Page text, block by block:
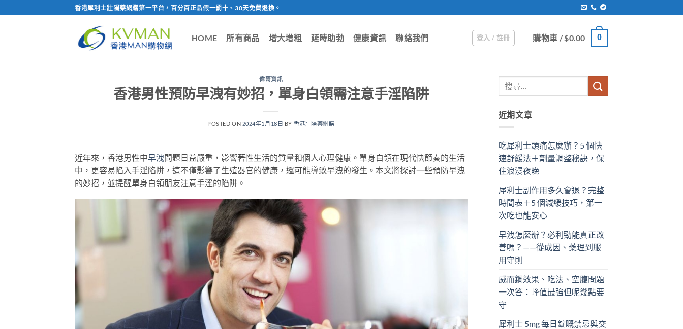
to
香港犀利士壯陽藥網購第一平台，百分百正品假一罰十、30天免費退換。
HOME 所有商品 增大增粗 延時助勃 健康資訊 聯絡我們 登入 / 註冊 購物車 /$0.00 0
偉哥資訊
香港男性預防早洩有妙招，單身白領需注意手淫陷阱
POSTED ON 2024年1月18日 BY 香港壯陽藥網購
近年來，香港男性中早洩問題日益嚴重，影響著性生活的質量和個人心理健康。單身白領在現代快節奏的生活
中，更容易陷入手淫陷阱，這不僅影響了生殖器官的健康，還可能導致早洩的發生。本文將探討一些預防早洩
的妙招，並提醒單身白領朋友注意手淫的陷阱。
近期文章
吃犀利士頭痛怎麼辦？5 個快
速舒緩法＋劑量調整秘訣，保
住浪漫夜晚
犀利士副作用多久會退？完整
時間表＋5 個減緩技巧，第一
次吃也能安心
早洩怎麼辦？必利勁能真正改
善嗎？——從成因、藥理到服
用守則
威而鋼效果、吃法、空腹問題
一次答：峰值最強但呢幾點要
守
犀利士 5mg 每日錠嘅禁忌與交